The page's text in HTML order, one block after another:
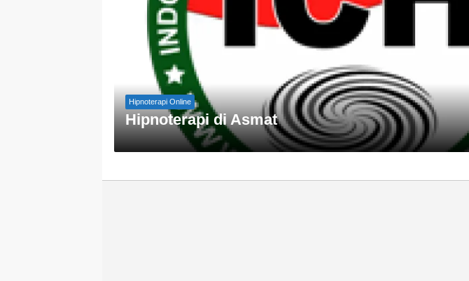
Hipnoterapi Online
Hipnoterapi di Asmat